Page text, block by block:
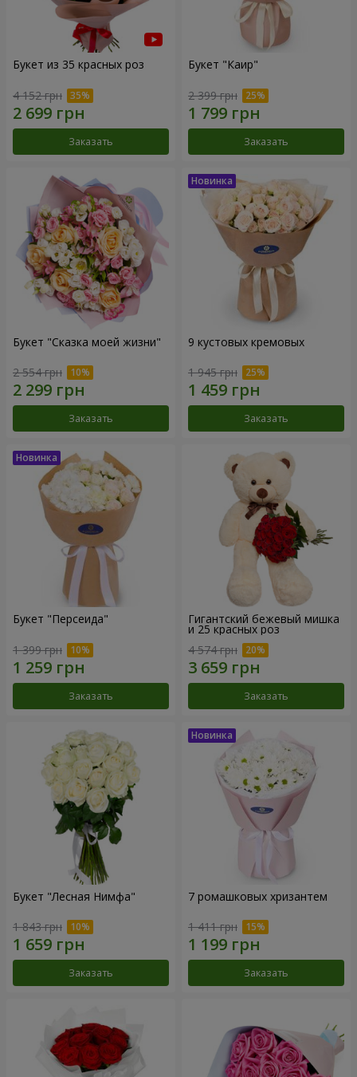
Букет из 35 красных роз
4 152 грн
Заказать
Букет "Каир"
2 399 грн
Заказать
Букет "Сказка моей жизни"
2 554 грн
Заказать
9 кустовых кремовых
1 945 грн
Заказать
Букет "Персеида"
1 399 грн
Заказать
Гигантский бежевый мишка
и 25 красных роз
4 574 грн
Заказать
Букет "Лесная Нимфа"
1 843 грн
Заказать
7 ромашковых хризантем
1 411 грн
Заказать